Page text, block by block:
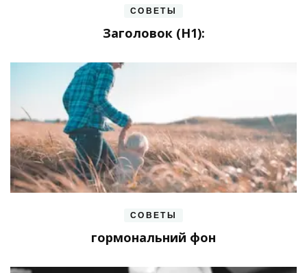
СОВЕТЫ
Заголовок (H1):
СОВЕТЫ
гормональний фон